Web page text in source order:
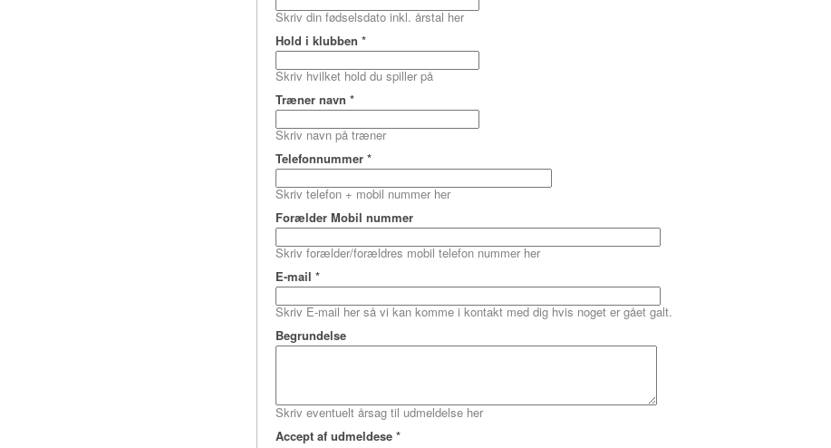
Skriv din fødselsdato inkl. årstal her
Hold i klubben *
Skriv hvilket hold du spiller på
Træner navn *
Skriv navn på træner
Telefonnummer *
Skriv telefon + mobil nummer her
Forælder Mobil nummer
Skriv forælder/forældres mobil telefon nummer her
E-mail *
Skriv E-mail her så vi kan komme i kontakt med dig hvis noget er gået galt.
Begrundelse
Skriv eventuelt årsag til udmeldelse her
Accept af udmeldese *